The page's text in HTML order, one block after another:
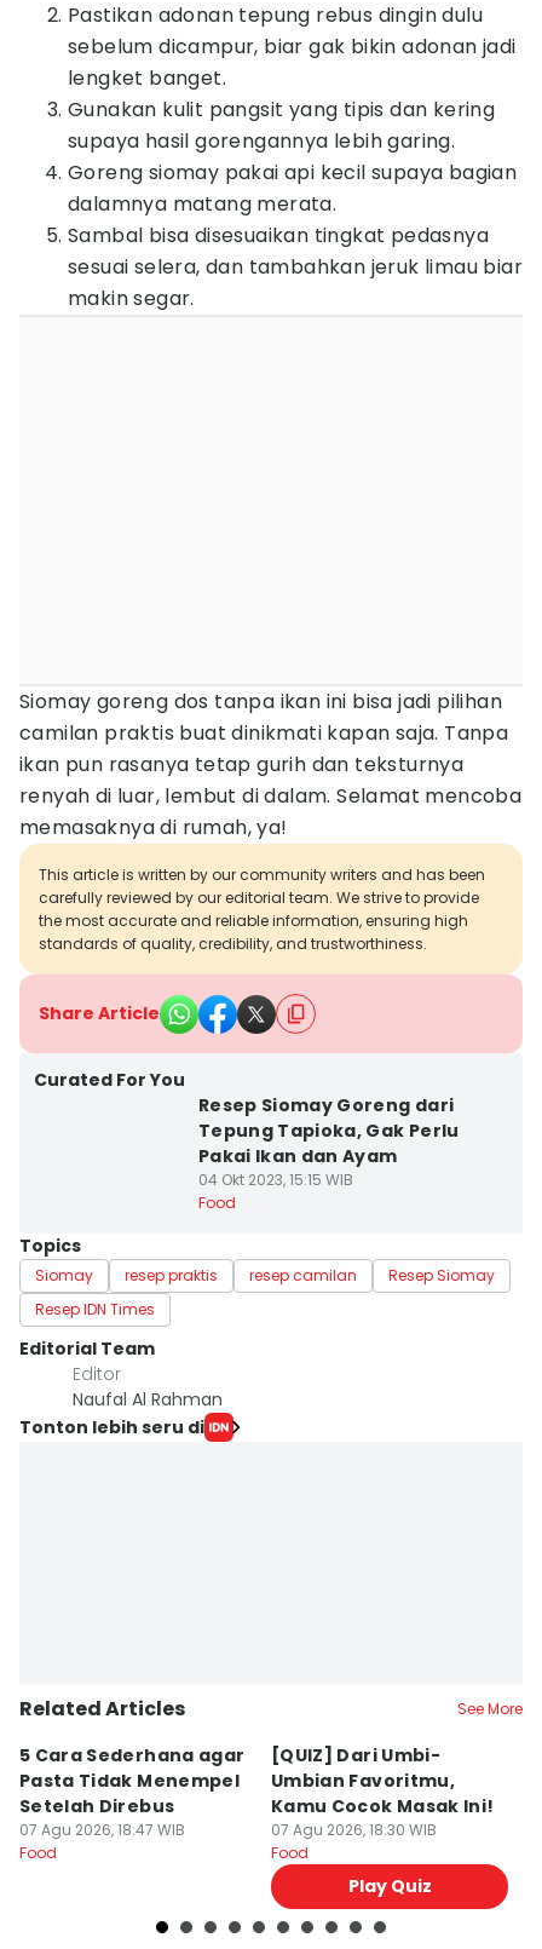
Pastikan adonan tepung rebus dingin dulu
sebelum dicampur, biar gak bikin adonan jadi
lengket banget.
Gunakan kulit pangsit yang tipis dan kering
supaya hasil gorengannya lebih garing.
Goreng siomay pakai api kecil supaya bagian
dalamnya matang merata.
Sambal bisa disesuaikan tingkat pedasnya
sesuai selera, dan tambahkan jeruk limau biar
makin segar.
Siomay goreng dos tanpa ikan ini bisa jadi pilihan
camilan praktis buat dinikmati kapan saja. Tanpa
ikan pun rasanya tetap gurih dan teksturnya
renyah di luar, lembut di dalam. Selamat mencoba
memasaknya di rumah, ya!
This article is written by our community writers and has been
carefully reviewed by our editorial team. We strive to provide
the most accurate and reliable information, ensuring high
standards of quality, credibility, and trustworthiness.
Share Article
Curated For You
Resep Siomay Goreng dari
Tepung Tapioka, Gak Perlu
Pakai Ikan dan Ayam
04 Okt 2023, 15:15 WIB
Food
Topics
Siomay resep praktis resep camilan
Resep Siomay
Resep IDN Times
Editorial Team
Editor
Naufal Al Rahman
Tonton lebih seru di
Related Articles See More
5 Cara Sederhana agar
Pasta Tidak Menempel
Setelah Direbus
07 Agu 2026, 18:47 WIB
Food
[QUIZ] Dari Umbi-
Umbian Favoritmu,
Kamu Cocok Masak Ini!
07 Agu 2026, 18:30 WIB
Food
Play Quiz